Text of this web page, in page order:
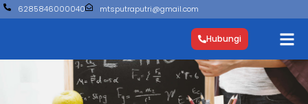
6285846000040 mtsputraputri@gmail.com
Hubungi